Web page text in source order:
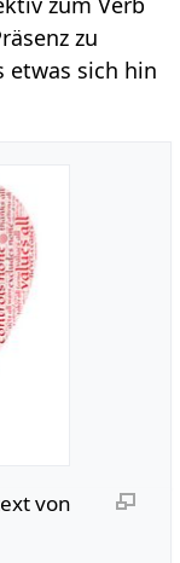
zu
etwas sich hin
von